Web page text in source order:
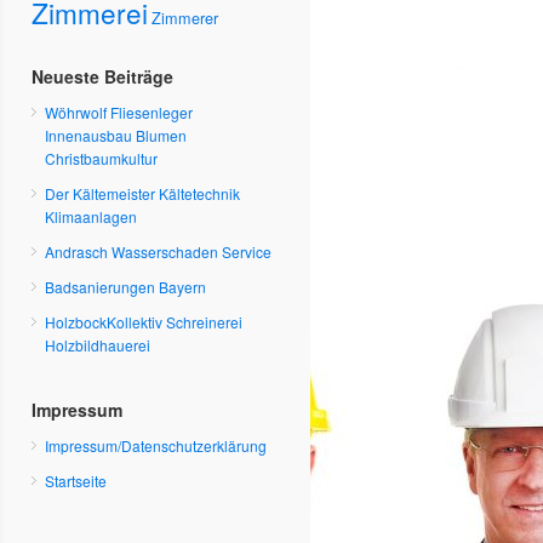
Zimmerei Zimmerer
Neueste Beiträge
Wöhrwolf Fliesenleger
Innenausbau Blumen
Christbaumkultur
Der Kältemeister Kältetechnik
Klimaanlagen
Andrasch Wasserschaden Service
Badsanierungen Bayern
HolzbockKollektiv Schreinerei
Holzbildhauerei
Impressum
Impressum/Datenschutzerklärung
Startseite